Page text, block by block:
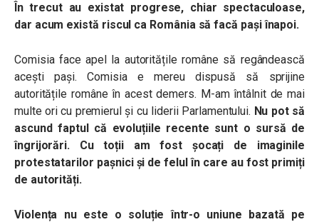
În trecut au existat progrese, chiar spectaculoase,
dar acum există riscul ca România să facă pași înapoi.
Comisia face apel la autoritățile române să regândească
acești pași. Comisia e mereu dispusă să sprijine
autoritățile române în acest demers. M-am întâlnit de mai
multe ori cu premierul și cu liderii Parlamentului. Nu pot să
ascund faptul că evoluțiile recente sunt o sursă de
îngrijorări. Cu toții am fost șocați de imaginile
protestatarilor pașnici și de felul în care au fost primiți
de autorități.
Violența nu este o soluție într-o uniune bazată pe